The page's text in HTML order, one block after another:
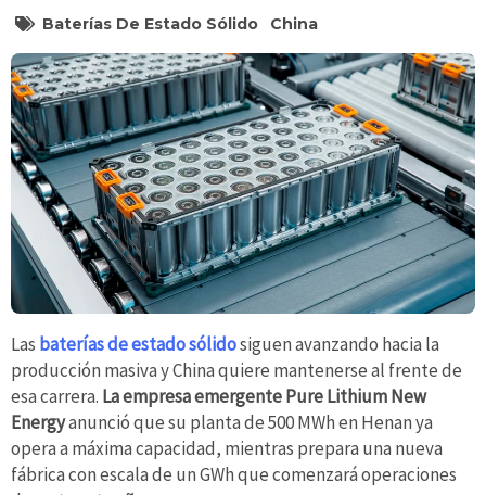
Baterías De Estado Sólido China
Las baterías de estado sólidosiguen avanzando hacia la
producción masiva y China quiere mantenerse al frente de
esa carrera. La empresa emergente Pure Lithium New
Energyanunció que su planta de 500 MWh en Henan ya
opera a máxima capacidad, mientras prepara una nueva
fábrica con escala de un GWh que comenzará operaciones